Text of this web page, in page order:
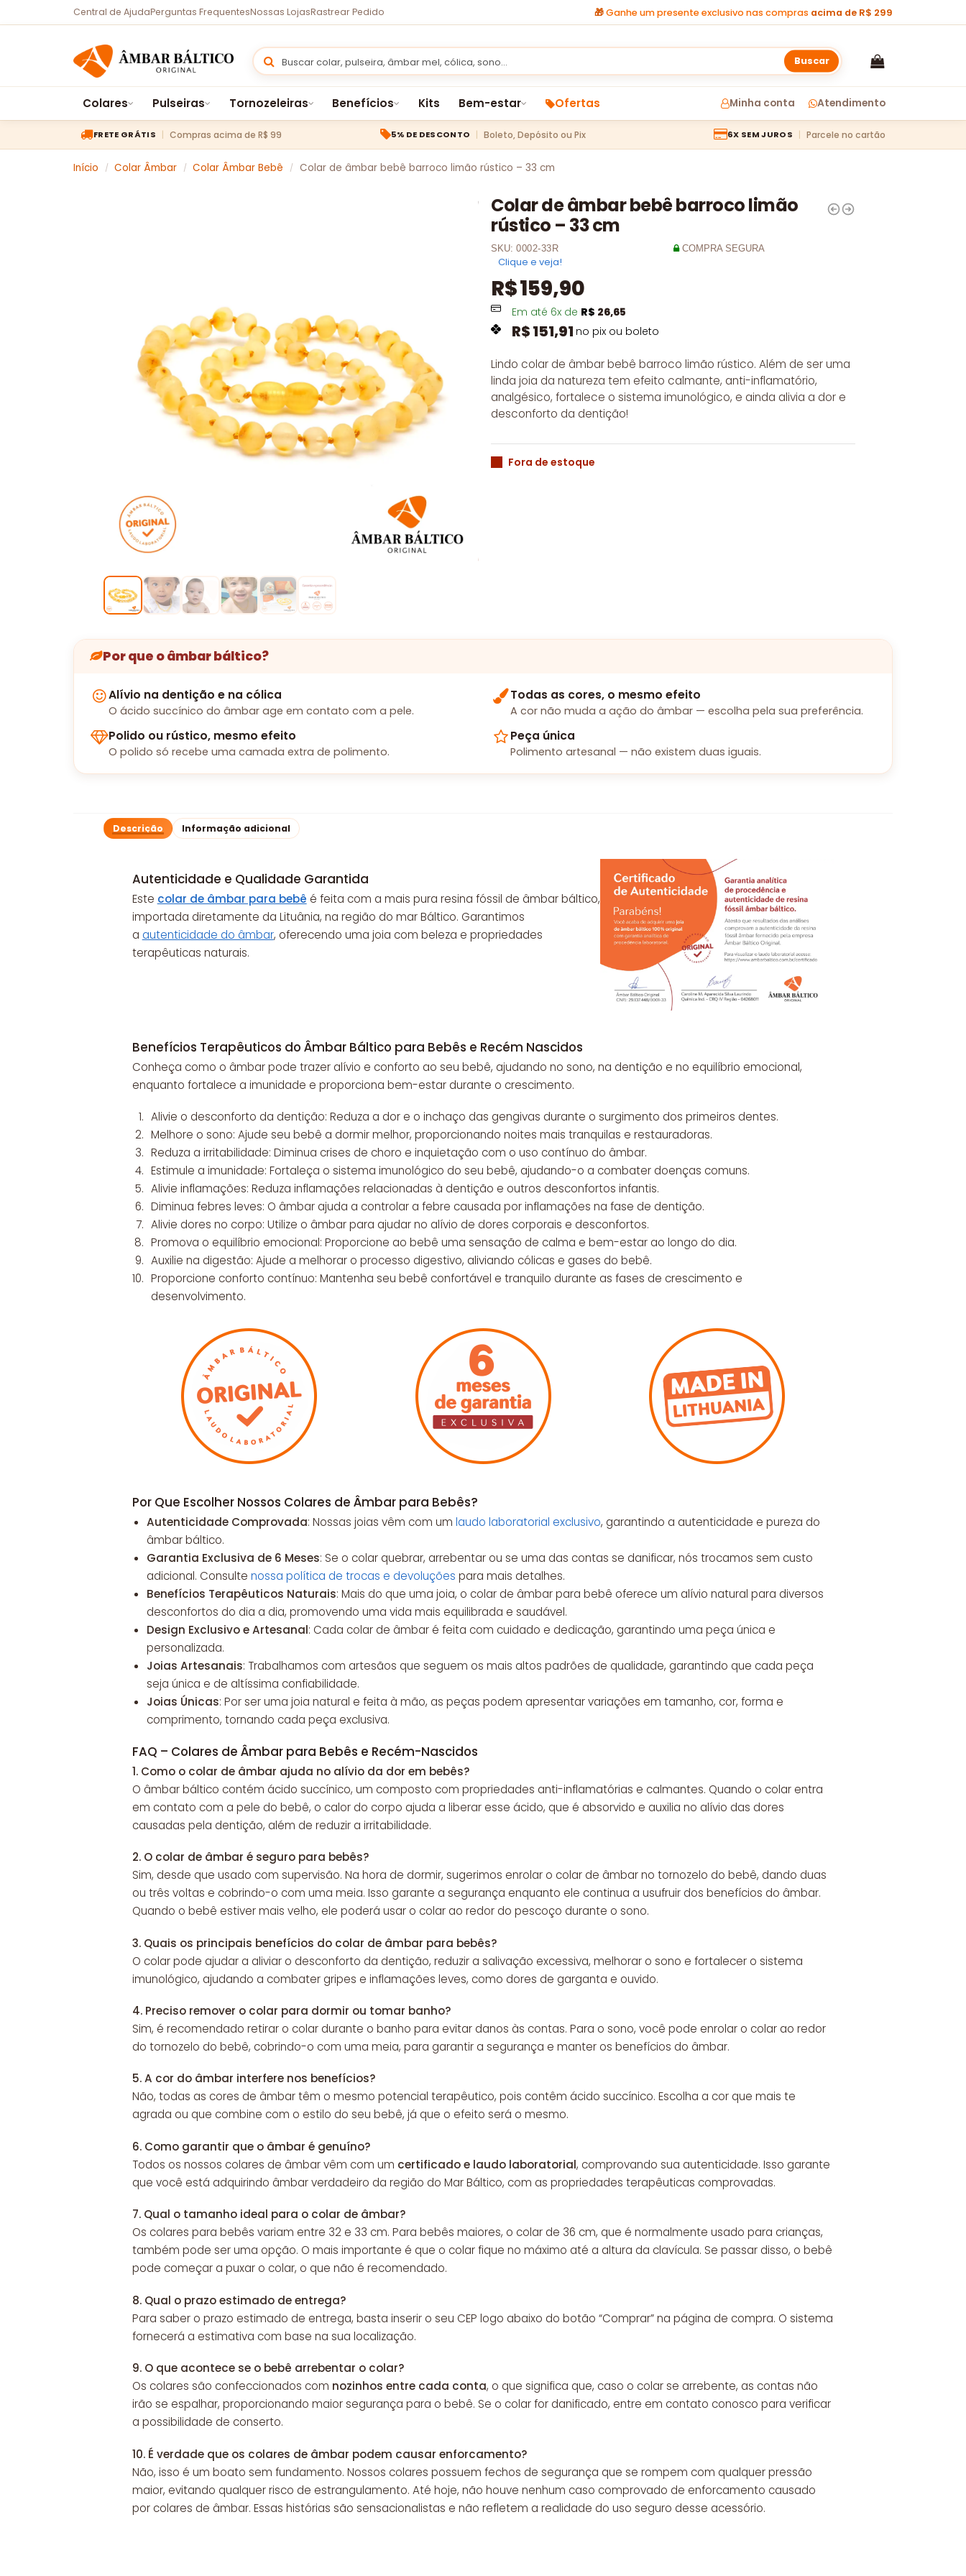
Central de AjudaPerguntas FrequentesNossas LojasRastrear Pedido 🎁Ganhe um presente exclusivo nas compras acima de R$ 299
Buscar
Colares Pulseiras Tornozeleiras Benefícios Kits Bem-estar Ofertas Minha conta Atendimento
FRETE GRÁTIS Compras acima de R$ 99 5% DE DESCONTO Boleto, Depósito ou Pix 6X SEM JUROS Parcele no cartão
Início / Colar Âmbar / Colar Âmbar Bebê / Colar de âmbar bebê barroco limão rústico – 33 cm
Colar de âmbar bebê barroco limão
rústico – 33 cm
SKU:0002-33R COMPRA SEGURA
Clique e veja!
R$159,90
Em até 6x de R$ 26,65
R$151,91 no pix ou boleto
Lindo colar de âmbar bebê barroco limão rústico. Além de ser uma
linda joia da natureza tem efeito calmante, anti-inflamatório,
analgésico, fortalece o sistema imunológico, e ainda alivia a dor e
desconforto da dentição!
Fora de estoque
Por que o âmbar báltico?
Alívio na dentição e na cólica
O ácido succínico do âmbar age em contato com a pele.
Todas as cores, o mesmo efeito
A cor não muda a ação do âmbar — escolha pela sua preferência.
Polido ou rústico, mesmo efeito
O polido só recebe uma camada extra de polimento.
Peça única
Polimento artesanal — não existem duas iguais.
Descrição Informação adicional
Autenticidade e Qualidade Garantida
Este colar de âmbar para bebê é feita com a mais pura resina fóssil de âmbar báltico,
importada diretamente da Lituânia, na região do mar Báltico. Garantimos
a autenticidade do âmbar, oferecendo uma joia com beleza e propriedades
terapêuticas naturais.
Benefícios Terapêuticos do Âmbar Báltico para Bebês e Recém Nascidos
Conheça como o âmbar pode trazer alívio e conforto ao seu bebê, ajudando no sono, na dentição e no equilíbrio emocional,
enquanto fortalece a imunidade e proporciona bem-estar durante o crescimento.
Alivie o desconforto da dentição: Reduza a dor e o inchaço das gengivas durante o surgimento dos primeiros dentes.
Melhore o sono: Ajude seu bebê a dormir melhor, proporcionando noites mais tranquilas e restauradoras.
Reduza a irritabilidade: Diminua crises de choro e inquietação com o uso contínuo do âmbar.
Estimule a imunidade: Fortaleça o sistema imunológico do seu bebê, ajudando-o a combater doenças comuns.
Alivie inflamações: Reduza inflamações relacionadas à dentição e outros desconfortos infantis.
Diminua febres leves: O âmbar ajuda a controlar a febre causada por inflamações na fase de dentição.
Alivie dores no corpo: Utilize o âmbar para ajudar no alívio de dores corporais e desconfortos.
Promova o equilíbrio emocional: Proporcione ao bebê uma sensação de calma e bem-estar ao longo do dia.
Auxilie na digestão: Ajude a melhorar o processo digestivo, aliviando cólicas e gases do bebê.
Proporcione conforto contínuo: Mantenha seu bebê confortável e tranquilo durante as fases de crescimento e
desenvolvimento.
Por Que Escolher Nossos Colares de Âmbar para Bebês?
Autenticidade Comprovada: Nossas joias vêm com um laudo laboratorial exclusivo, garantindo a autenticidade e pureza do
âmbar báltico.
Garantia Exclusiva de 6 Meses: Se o colar quebrar, arrebentar ou se uma das contas se danificar, nós trocamos sem custo
adicional. Consulte nossa política de trocas e devoluções para mais detalhes.
Benefícios Terapêuticos Naturais: Mais do que uma joia, o colar de âmbar para bebê oferece um alívio natural para diversos
desconfortos do dia a dia, promovendo uma vida mais equilibrada e saudável.
Design Exclusivo e Artesanal: Cada colar de âmbar é feita com cuidado e dedicação, garantindo uma peça única e
personalizada.
Joias Artesanais: Trabalhamos com artesãos que seguem os mais altos padrões de qualidade, garantindo que cada peça
seja única e de altíssima confiabilidade.
Joias Únicas: Por ser uma joia natural e feita à mão, as peças podem apresentar variações em tamanho, cor, forma e
comprimento, tornando cada peça exclusiva.
FAQ – Colares de Âmbar para Bebês e Recém-Nascidos
1. Como o colar de âmbar ajuda no alívio da dor em bebês?
O âmbar báltico contém ácido succínico, um composto com propriedades anti-inflamatórias e calmantes. Quando o colar entra
em contato com a pele do bebê, o calor do corpo ajuda a liberar esse ácido, que é absorvido e auxilia no alívio das dores
causadas pela dentição, além de reduzir a irritabilidade.
2. O colar de âmbar é seguro para bebês?
Sim, desde que usado com supervisão. Na hora de dormir, sugerimos enrolar o colar de âmbar no tornozelo do bebê, dando duas
ou três voltas e cobrindo-o com uma meia. Isso garante a segurança enquanto ele continua a usufruir dos benefícios do âmbar.
Quando o bebê estiver mais velho, ele poderá usar o colar ao redor do pescoço durante o sono.
3. Quais os principais benefícios do colar de âmbar para bebês?
O colar pode ajudar a aliviar o desconforto da dentição, reduzir a salivação excessiva, melhorar o sono e fortalecer o sistema
imunológico, ajudando a combater gripes e inflamações leves, como dores de garganta e ouvido.
4. Preciso remover o colar para dormir ou tomar banho?
Sim, é recomendado retirar o colar durante o banho para evitar danos às contas. Para o sono, você pode enrolar o colar ao redor
do tornozelo do bebê, cobrindo-o com uma meia, para garantir a segurança e manter os benefícios do âmbar.
5.A cor do âmbar interfere nos benefícios?
Não, todas as cores de âmbar têm o mesmo potencial terapêutico, pois contêm ácido succínico. Escolha a cor que mais te
agrada ou que combine com o estilo do seu bebê, já que o efeito será o mesmo.
6. Como garantir que o âmbar é genuíno?
Todos os nossos colares de âmbar vêm com um certificado e laudo laboratorial, comprovando sua autenticidade. Isso garante
que você está adquirindo âmbar verdadeiro da região do Mar Báltico, com as propriedades terapêuticas comprovadas.
7. Qual o tamanho ideal para o colar de âmbar?
Os colares para bebês variam entre 32 e 33 cm. Para bebês maiores, o colar de 36 cm, que é normalmente usado para crianças,
também pode ser uma opção. O mais importante é que o colar fique no máximo até a altura da clavícula. Se passar disso, o bebê
pode começar a puxar o colar, o que não é recomendado.
8. Qual o prazo estimado de entrega?
Para saber o prazo estimado de entrega, basta inserir o seu CEP logo abaixo do botão “Comprar” na página de compra. O sistema
fornecerá a estimativa com base na sua localização.
9. O que acontece se o bebê arrebentar o colar?
Os colares são confeccionados com nozinhos entre cada conta, o que significa que, caso o colar se arrebente, as contas não
irão se espalhar, proporcionando maior segurança para o bebê. Se o colar for danificado, entre em contato conosco para verificar
a possibilidade de conserto.
10. É verdade que os colares de âmbar podem causar enforcamento?
Não, isso é um boato sem fundamento. Nossos colares possuem fechos de segurança que se rompem com qualquer pressão
maior, evitando qualquer risco de estrangulamento. Até hoje, não houve nenhum caso comprovado de enforcamento causado
por colares de âmbar. Essas histórias são sensacionalistas e não refletem a realidade do uso seguro desse acessório.